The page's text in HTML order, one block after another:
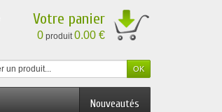
Votre panier
0 produit0.00 €
Nouveautés